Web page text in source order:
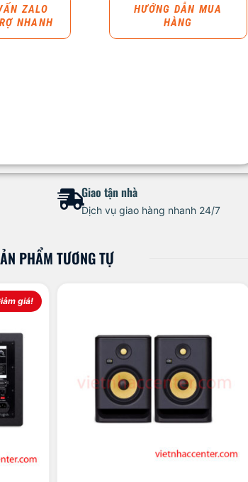
ZALO
NHANH
HƯỚNG DẪN MUA
HÀNG
Giao tận nhà
Dịch vụ giao hàng nhanh 24/7
PHẨM TƯƠNG TỰ
giá!